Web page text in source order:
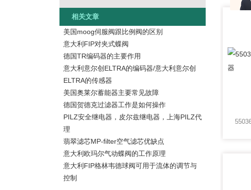
相关文章
美国moog伺服阀跟比例阀的区别
意大利FIP对夹式蝶阀
德国TR编码器的主要作用
意大利意尔创ELTRA的编码器/意大利意尔创
ELTRA的传感器
美国奥莱尔蓄能器主要常见故障
德国贺德克过滤器工作是如何操作
PILZ安全继电器，皮尔兹继电器，上海PILZ代
理
翡翠滤芯MP-filter空气滤芯优缺点
意大利欧玛尔气动蝶阀的工作原理
意大利FIP格林韦德球阀可用于流体的调节与
控制